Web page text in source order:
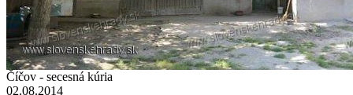
Číčov - secesná kúria
02.08.2014